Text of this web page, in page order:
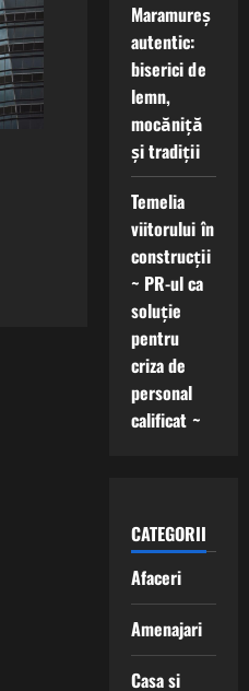
Maramureș
autentic:
biserici de
lemn,
mocăniță
și tradiții
Temelia
viitorului în
construcții
~ PR-ul ca
soluție
pentru
criza de
personal
calificat ~
CATEGORII
Afaceri
Amenajari
Casa si